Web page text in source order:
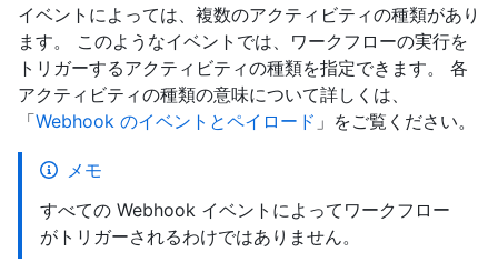
イベントによっては、複数のアクティビティの種類があり
ます。 このようなイベントでは、ワークフローの実行を
トリガーするアクティビティの種類を指定できます。 各
アクティビティの種類の意味について詳しくは、
「Webhook のイベントとペイロード 」をご覧ください。
メモ
すべての Webhook イベントによってワークフロー
がトリガーされるわけではありません。